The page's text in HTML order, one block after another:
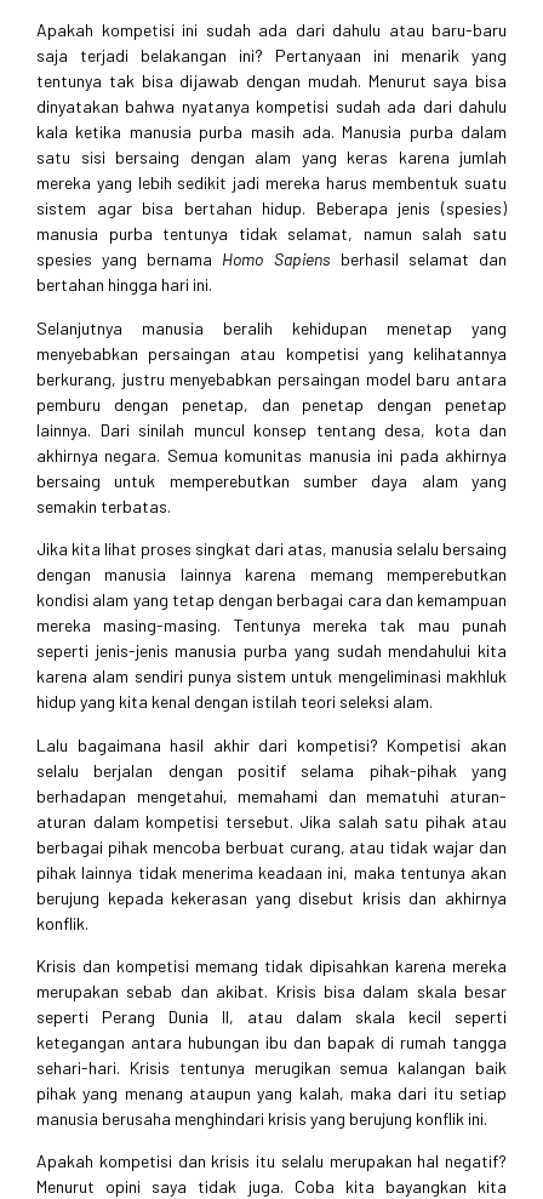
Apakah kompetisi ini sudah ada dari dahulu atau baru-baru
saja terjadi belakangan ini? Pertanyaan ini menarik yang
tentunya tak bisa dijawab dengan mudah. Menurut saya bisa
dinyatakan bahwa nyatanya kompetisi sudah ada dari dahulu
kala ketika manusia purba masih ada. Manusia purba dalam
satu sisi bersaing dengan alam yang keras karena jumlah
mereka yang lebih sedikit jadi mereka harus membentuk suatu
sistem agar bisa bertahan hidup. Beberapa jenis (spesies)
manusia purba tentunya tidak selamat, namun salah satu
spesies yang bernama Homo Sapiensberhasil selamat dan
bertahan hingga hari ini.
Selanjutnya manusia beralih kehidupan menetap yang
menyebabkan persaingan atau kompetisi yang kelihatannya
berkurang, justru menyebabkan persaingan model baru antara
pemburu dengan penetap, dan penetap dengan penetap
lainnya. Dari sinilah muncul konsep tentang desa, kota dan
akhirnya negara. Semua komunitas manusia ini pada akhirnya
bersaing untuk memperebutkan sumber daya alam yang
semakin terbatas.
Jika kita lihat proses singkat dari atas, manusia selalu bersaing
dengan manusia lainnya karena memang memperebutkan
kondisi alam yang tetap dengan berbagai cara dan kemampuan
mereka masing-masing. Tentunya mereka tak mau punah
seperti jenis-jenis manusia purba yang sudah mendahului kita
karena alam sendiri punya sistem untuk mengeliminasi makhluk
hidup yang kita kenal dengan istilah teori seleksi alam.
Lalu bagaimana hasil akhir dari kompetisi? Kompetisi akan
selalu berjalan dengan positif selama pihak-pihak yang
berhadapan mengetahui, memahami dan mematuhi aturan-
aturan dalam kompetisi tersebut. Jika salah satu pihak atau
berbagai pihak mencoba berbuat curang, atau tidak wajar dan
pihak lainnya tidak menerima keadaan ini, maka tentunya akan
berujung kepada kekerasan yang disebut krisis dan akhirnya
konflik.
Krisis dan kompetisi memang tidak dipisahkan karena mereka
merupakan sebab dan akibat. Krisis bisa dalam skala besar
seperti Perang Dunia II, atau dalam skala kecil seperti
ketegangan antara hubungan ibu dan bapak di rumah tangga
sehari-hari. Krisis tentunya merugikan semua kalangan baik
pihak yang menang ataupun yang kalah, maka dari itu setiap
manusia berusaha menghindari krisis yang berujung konflik ini.
Apakah kompetisi dan krisis itu selalu merupakan hal negatif?
Menurut opini saya tidak juga. Coba kita bayangkan kita